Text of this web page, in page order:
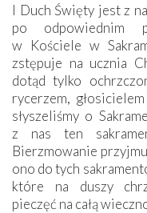
I Duch Święty jest z
po odpowiednim
w Kościele w
zstępuje na ucznia
dotąd tylko
rycerzem,
słyszeliśmy o
z nas ten
Bierzmowanie
ono do tych
które na duszy
pieczęć na całą